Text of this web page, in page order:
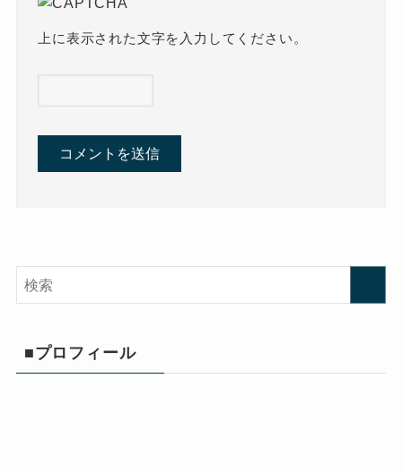
上に表示された文字を入力してください。
■プロフィール